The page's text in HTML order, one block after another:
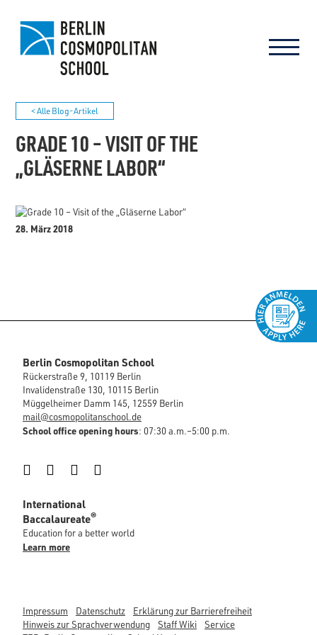
< Alle Blog-Artikel
GRADE 10 – VISIT OF THE
„GLÄSERNE LABOR“
28. März 2018
Berlin Cosmopolitan School
Rückerstraße 9, 10119 Berlin
Invalidenstraße 130, 10115 Berlin
Müggelheimer Damm 145, 12559 Berlin
mail@cosmopolitanschool.de
School office opening hours: 07:30 a.m.–5:00 p.m.
InstagramFacebookLinkedIn
International
Baccalaureate®
Education for a better world
Learn more
Impressum Datenschutz
Erklärung zur Barrierefreiheit
Hinweis zur Sprachverwendung
Staff Wiki
Service